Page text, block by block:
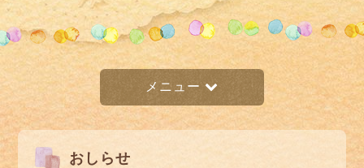
メニュー
おしらせ